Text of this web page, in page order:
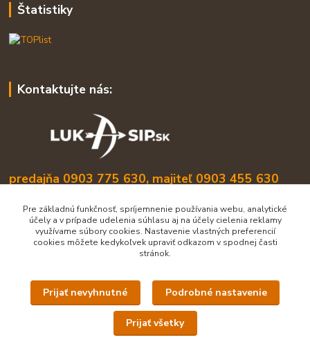
Štatistiky
Kontaktujte nás:
predajňa 0903 775 630, majiteľ 0903 455 630
info@lukasip.sk
Upravit sběr cookies.
Pre základnú funkčnosť, spríjemnenie používania webu, analytické
účely a v prípade udelenia súhlasu aj na účely cielenia reklamy
využívame súbory cookies. Nastavenie vlastných preferencií
cookies môžete kedykoľvek upraviť odkazom v spodnej časti
stránok.
Prijať nevyhnutné Podrobné nastavenie
Prijať všetky